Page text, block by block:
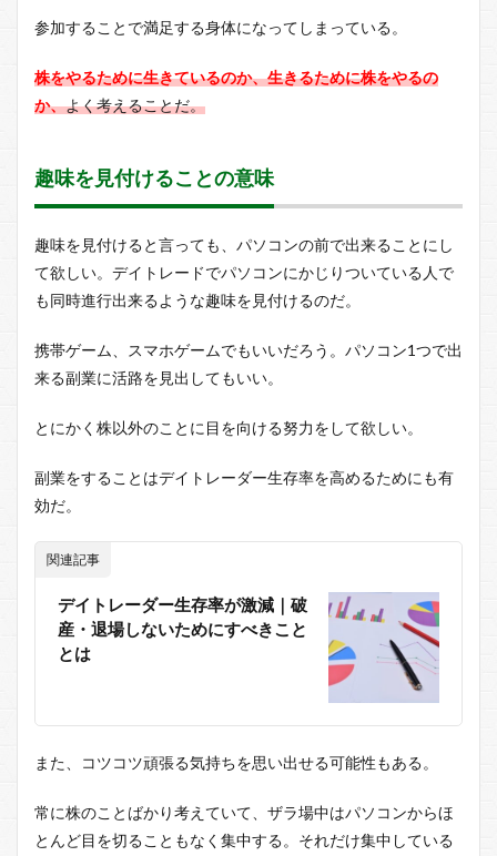
参加することで満足する身体になってしまっている。
株をやるために生きているのか、生きるために株をやるの
か、よく考えることだ。
趣味を見付けることの意味
趣味を見付けると言っても、パソコンの前で出来ることにし
て欲しい。デイトレードでパソコンにかじりついている人で
も同時進行出来るような趣味を見付けるのだ。
携帯ゲーム、スマホゲームでもいいだろう。パソコン1つで出
来る副業に活路を見出してもいい。
とにかく株以外のことに目を向ける努力をして欲しい。
副業をすることはデイトレーダー生存率を高めるためにも有
効だ。
関連記事
デイトレーダー生存率が激減｜破
産・退場しないためにすべきこと
とは
また、コツコツ頑張る気持ちを思い出せる可能性もある。
常に株のことばかり考えていて、ザラ場中はパソコンからほ
とんど目を切ることもなく集中する。それだけ集中している